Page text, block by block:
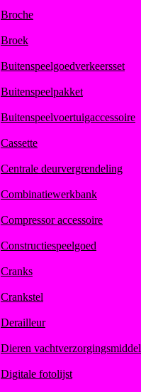
Broche
Broek
Buitenspeelgoedverkeersset
Buitenspeelpakket
Buitenspeelvoertuigaccessoire
Cassette
Centrale deurvergrendeling
Combinatiewerkbank
Compressor accessoire
Constructiespeelgoed
Cranks
Crankstel
Derailleur
Dieren vachtverzorgingsmiddel
Digitale fotolijst